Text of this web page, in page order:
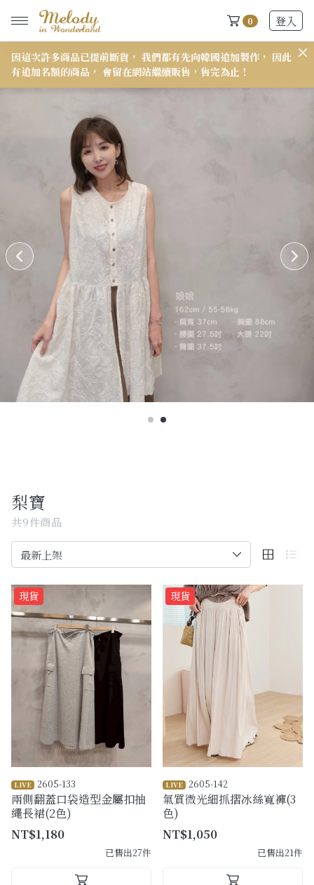
0 登入
New Arrivals
2026 S/S-03 盛夏新品
618快閃新品最後現貨
2026 S/S-02 最後現貨
2026 S/S-01 最後現貨
施華洛世奇水晶飾品區
Past Collections
全部
現貨專區-可快速出貨
C字頭商品- 防曬披肩/好穿內衣
最新消息
訂單查詢
關於我們
購物須知
Facebook粉絲專頁
Facebook社團
Instagram
因這次許多商品已提前斷貨， 我們都有先向韓國追加製作， 因此
有追加名額的商品， 會留在網站繼續販售，售完為止！
梨寶
共9件商品
現貨
LIVE 2605-133
兩側翻蓋口袋造型金屬扣抽
繩長裙(2色)
NT$1,180
已售出27件
現貨
LIVE 2605-142
氣質微光細抓摺冰絲寬褲(3
色)
NT$1,050
已售出21件